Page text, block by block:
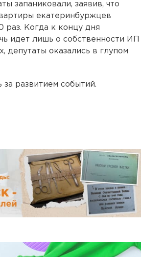
запаниковали, заявив, что
екатеринбуржцев
раз. Когда к концу дня
идет лишь о собственности ИП
депутаты оказались в глупом
развитием событий.